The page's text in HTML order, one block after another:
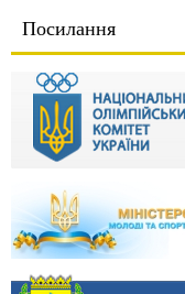
Посилання